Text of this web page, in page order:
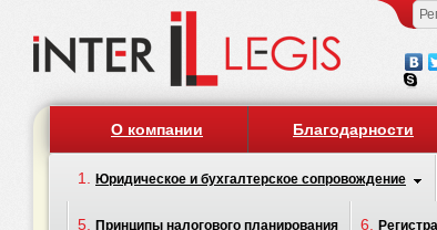
О компании Благодарности
1. Юридическое и бухгалтерское сопровождение
5. Принципы налогового планирования 6.